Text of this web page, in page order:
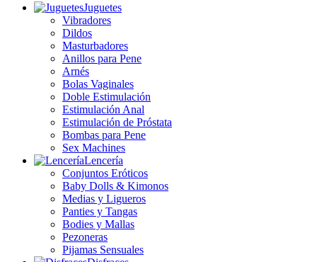
Juguetes
Vibradores
Dildos
Masturbadores
Anillos para Pene
Arnés
Bolas Vaginales
Doble Estimulación
Estimulación Anal
Estimulación de Próstata
Bombas para Pene
Sex Machines
Lencería
Conjuntos Eróticos
Baby Dolls & Kimonos
Medias y Ligueros
Panties y Tangas
Bodies y Mallas
Pezoneras
Pijamas Sensuales